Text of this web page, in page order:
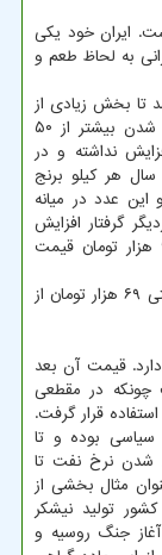
ایران خود یکی
به لحاظ طعم و
نرفته و در انبارها دپو شود. انبار شدن بیشتر از ۵۰
نداشته و در
هر کیلو برنج
و این عدد در میانه
گرفتار افزایش
قیمت شد و هر کیلو گرم برنج هاشمی حدود ۹۸ هزار تومان قیمت
همچنین هر کیلو گرم برنج طارم شمشاد با نرخ دولتی ۶۹ هزار تومان از
دارد. قیمت آن بعد
چونکه در مقطعی
قرار گرفت.
سیاسی بوده و تا
شدن نرخ نفت تا
مثال بخشی از
تولید نیشکر
جنگ روسیه و